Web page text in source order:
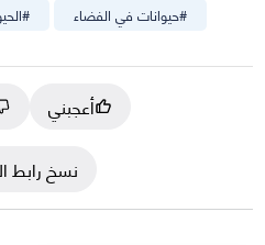
# #حيوانات في الفضاء
أعجبني
نسخ رابط